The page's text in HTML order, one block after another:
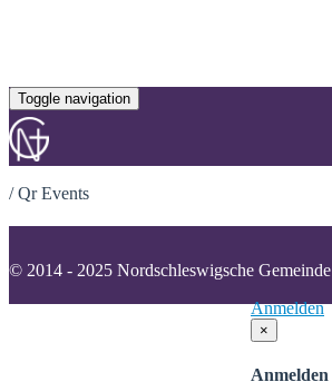
Toggle navigation
/Qr Events
© 2014 - 2025 Nordschleswigsche Gemeinde
Anmelden
×
Anmelden